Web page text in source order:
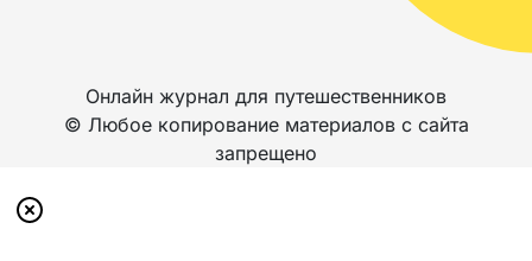
Онлайн журнал для путешественников
© Любое копирование материалов с сайта
запрещено